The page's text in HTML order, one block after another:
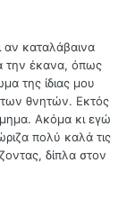
αν καταλάβαινα
την έκανα, όπως
της ίδιας μου
θνητών. Εκτός
Ακόμα κι εγώ
πολύ καλά τις
δίπλα στον